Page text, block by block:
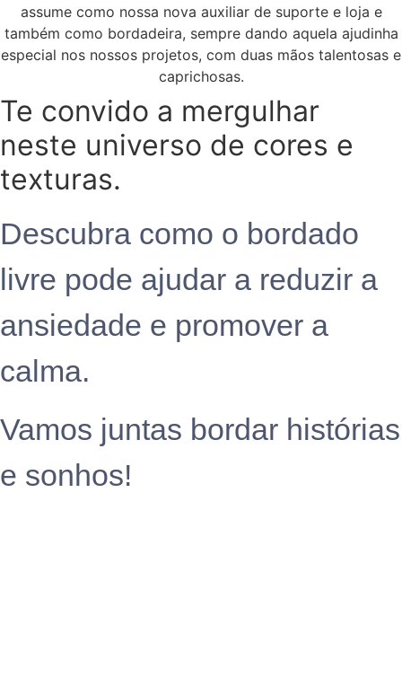
assume como nossa nova auxiliar de suporte e loja e
também como bordadeira, sempre dando aquela ajudinha
especial nos nossos projetos, com duas mãos talentosas e
caprichosas.
Te convido a mergulhar
neste universo de cores e
texturas.
Descubra como o bordado
livre pode ajudar a reduzir a
ansiedade e promover a
calma.
Vamos juntas bordar histórias
e sonhos!